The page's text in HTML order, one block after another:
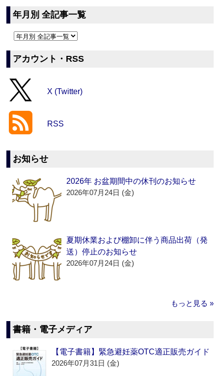
年月別 全記事一覧
アカウント・RSS
X (Twitter)
RSS
お知らせ
2026年 お盆期間中の休刊のお知らせ
2026年07月24日 (金)
夏期休業および棚卸に伴う商品出荷（発
送）停止のお知らせ
2026年07月24日 (金)
もっと見る »
書籍・電子メディア
【電子書籍】緊急避妊薬OTC適正販売ガイド
2026年07月31日 (金)